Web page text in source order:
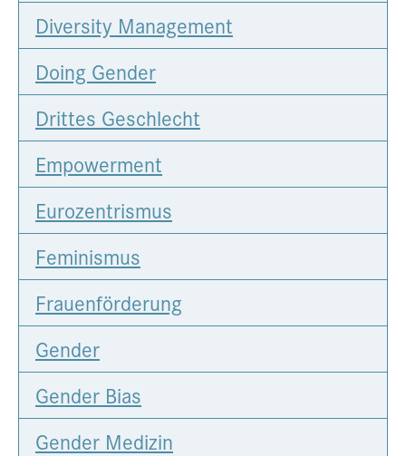
Presse
Kontakt
Datenschutz
Service-Links
de |en
Diversity Management
Doing Gender
Drittes Geschlecht
Empowerment
Eurozentrismus
Feminismus
Frauenförderung
Gender
Gender Bias
Gender Medizin